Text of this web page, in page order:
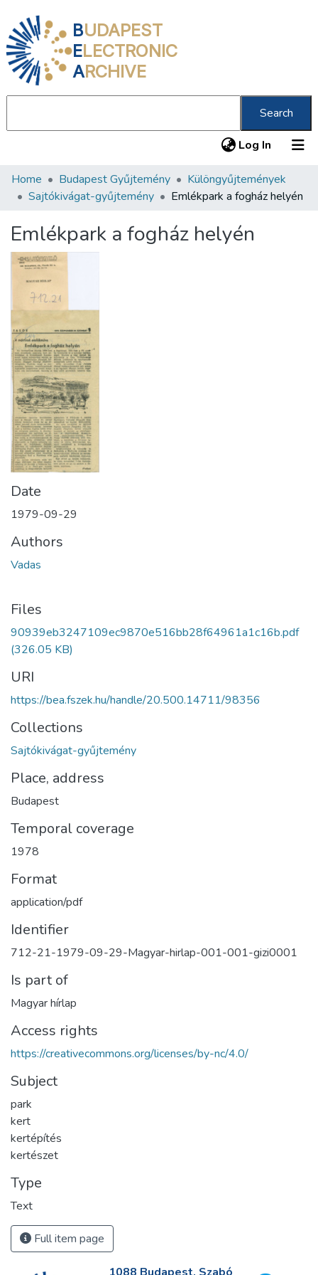
BUDAPEST
ELECTRONIC
ARCHIVE
Search
Log In (current)
Communities & Collections
Statistics
About us
Home Budapest Gyűjtemény
Különgyűjtemények
Sajtókivágat-gyűjtemény
Emlékpark a fogház helyén
Emlékpark a fogház helyén
Date
1979-09-29
Authors
Vadas
Files
90939eb3247109ec9870e516bb28f64961a1c16b.pdf
(326.05 KB)
URI
https://bea.fszek.hu/handle/20.500.14711/98356
Collections
Sajtókivágat-gyűjtemény
Place, address
Budapest
Temporal coverage
1978
Format
application/pdf
Identifier
712-21-1979-09-29-Magyar-hirlap-001-001-gizi0001
Is part of
Magyar hírlap
Access rights
https://creativecommons.org/licenses/by-nc/4.0/
Subject
park
kert
kertépítés
kertészet
Type
Text
Full item page